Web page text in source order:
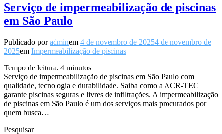
Serviço de impermeabilização de piscinas
em São Paulo
Publicado poradminem 4 de novembro de 20254 de novembro de
2025em Impermeabilização de piscinas
Tempo de leitura: 4 minutos
Serviço de impermeabilização de piscinas em São Paulo com
qualidade, tecnologia e durabilidade. Saiba como a ACR-TEC
garante piscinas seguras e livres de infiltrações. A impermeabilização
de piscinas em São Paulo é um dos serviços mais procurados por
quem busca…
Pesquisar